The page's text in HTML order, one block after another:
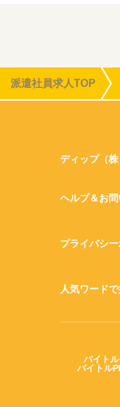
派遣社員求人TOP
ディップ（株
ヘルプ＆お
プライバシ
人気ワード
バイトル
バイトル